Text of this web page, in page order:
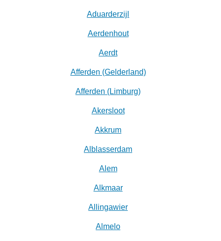
Aduarderzijl
Aerdenhout
Aerdt
Afferden (Gelderland)
Afferden (Limburg)
Akersloot
Akkrum
Alblasserdam
Alem
Alkmaar
Allingawier
Almelo